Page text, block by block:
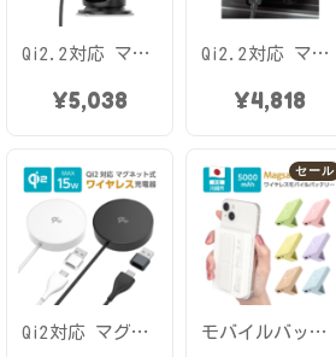
Qi2.2対応 マグネット式 MagSafe ワイヤレス充電器 最大25W出力 ワイヤレス車載充電器 ダッシュボード TWC67DBK
¥5,038
Qi2.2対応 マグネット式 MagSafe ワイヤレス充電器 最大25W出力 ワイヤレス車載充電器 エアコンルーバー TWC67ALK
¥4,818
Qi2対応 マグネット式 MagSafe ワイヤレス充電器 最大15W出力 スタンド機能 USB-C直結ケーブル USB-A変換アダプタ付属 PR-WC64
セール
モバイルバッテリー 5000mAh MagSafe対応 ワイヤレス充電器 USB-C 1ポート USB-A 1ポート PR-LWC01モデル